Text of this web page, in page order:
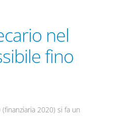
nel
fino
2020) si fa un